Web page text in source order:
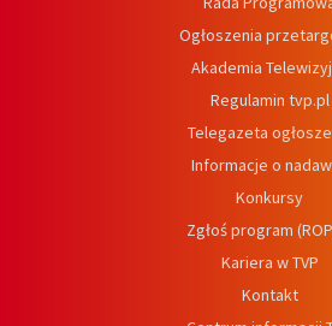
Ogłoszenia
Akademia
Regulamin tvp.pl
Telegazeta
Informacje o
Konkursy
Zgłoś program
Kariera w TVP
Kontakt